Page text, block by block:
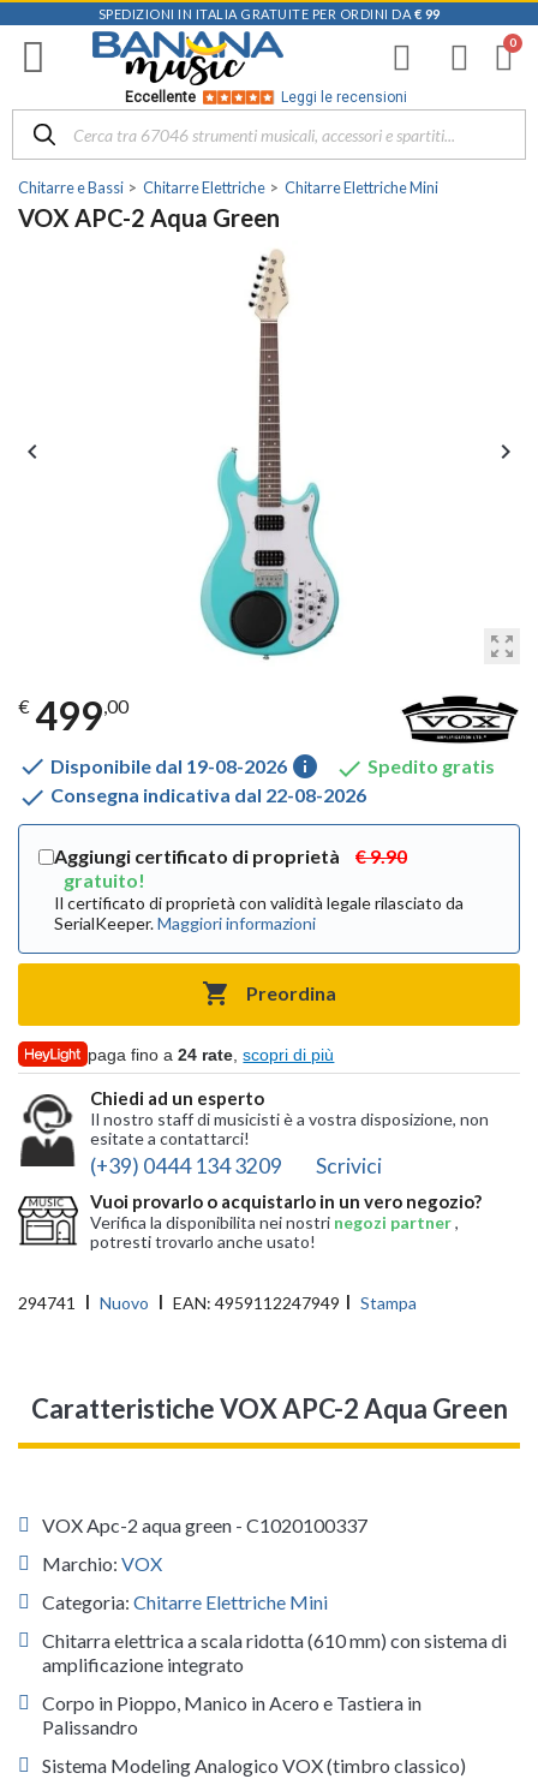
SPEDIZIONI IN ITALIA GRATUITE PER ORDINI DA € 99
Eccellente Leggi le recensioni
Chitarre e Bassi Chitarre Elettriche Chitarre Elettriche Mini
VOX APC-2 Aqua Green
zoom_out_map
 
€ 499,00
 Disponibile dal 19-08-2026 info  Spedito gratis
 Consegna indicativa dal 22-08-2026
Aggiungi certificato di proprietà
€ 9.90
gratuito!
Il certificato di proprietà con validità legale rilasciato da
SerialKeeper.Maggiori informazioni
 Preordina
paga fino a24 rate ,scopri di più
Chiedi ad un esperto
Il nostro staff di musicisti è a vostra disposizione, non
esitate a contattarci!
(+39) 0444 134 3209 Scrivici
Vuoi provarlo o acquistarlo in un vero negozio?
Verifica la disponibilita nei nostri negozi partner,
potresti trovarlo anche usato!
294741 Nuovo EAN: 4959112247949 Stampa
Caratteristiche VOX APC-2 Aqua Green
VOX Apc-2 aqua green - C1020100337
Marchio: VOX
Categoria: Chitarre Elettriche Mini
Chitarra elettrica a scala ridotta (610 mm) con sistema di
amplificazione integrato
Corpo in Pioppo, Manico in Acero e Tastiera in
Palissandro
Sistema Modeling Analogico VOX (timbro classico)